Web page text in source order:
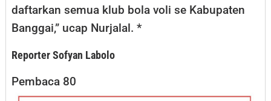
daftarkan semua klub bola voli se Kabupaten
Banggai,” ucap Nurjalal. *
Reporter Sofyan Labolo
Pembaca 80